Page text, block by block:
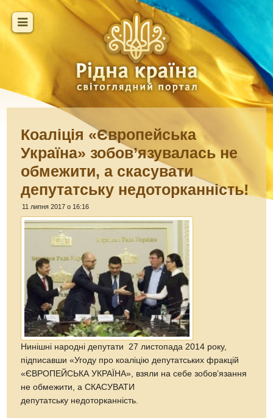
Коаліція «Європейська
Україна» зобов’язувалась не
обмежити, а скасувати
депутатську недоторканність!
11 липня 2017 о 16:16
Нинішні народні депутати 27 листопада 2014 року,
підписавши «Угоду про коаліцію депутатських фракцій
«ЄВРОПЕЙСЬКА УКРАЇНА», взяли на себе зобов’язання
не обмежити, а СКАСУВАТИ
депутатську недоторканність.